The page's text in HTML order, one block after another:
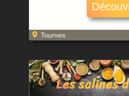
Tourves
Les salines